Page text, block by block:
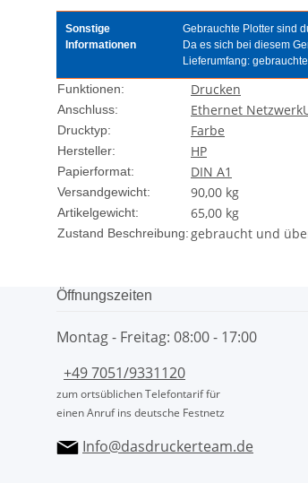
Sonstige
Informationen
Gebrauchte Plotter sind
Da es sich bei diesem
Lieferumfang:
Funktionen: Drucken
Anschluss: Ethernet Netzwerk
Drucktyp: Farbe
Hersteller: HP
Papierformat: DIN A1
Versandgewicht: 90,00 kg
Artikelgewicht: 65,00 kg
Zustand Beschreibung:gebraucht und
Öffnungszeiten
Montag - Freitag: 08:00 - 17:00
+49 7051/9331120
zum ortsüblichen Telefontarif für
einen Anruf ins deutsche Festnetz
Info@dasdruckerteam.de